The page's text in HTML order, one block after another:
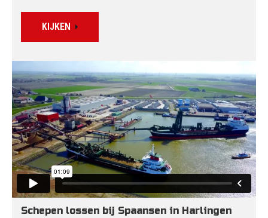
KIJKEN
Schepen lossen bij Spaansen in Harlingen